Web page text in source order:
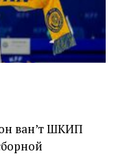
ван’т ШКИП